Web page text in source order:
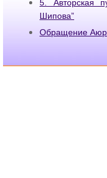
5. Авторская
Шипова”
Обращение